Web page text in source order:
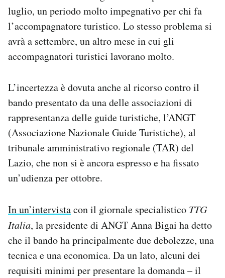
luglio, un periodo molto impegnativo per chi fa
l’accompagnatore turistico. Lo stesso problema si
avrà a settembre, un altro mese in cui gli
accompagnatori turistici lavorano molto.
L’incertezza è dovuta anche al ricorso contro il
bando presentato da una delle associazioni di
rappresentanza delle guide turistiche, l’ANGT
(Associazione Nazionale Guide Turistiche), al
tribunale amministrativo regionale (TAR) del
Lazio, che non si è ancora espresso e ha fissato
un’udienza per ottobre.
In un’intervistacon il giornale specialistico TTG
Italia, la presidente di ANGT Anna Bigai ha detto
che il bando ha principalmente due debolezze, una
tecnica e una economica. Da un lato, alcuni dei
requisiti minimi per presentare la domanda – il